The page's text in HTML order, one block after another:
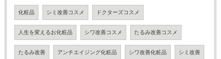
化粧品 シミ改善コスメ ドクターズコスメ
人生を変えるお化粧品 シワ改善コスメ たるみ改善コスメ
たるみ改善 アンチエイジング化粧品 シワ改善化粧品 シミ改善